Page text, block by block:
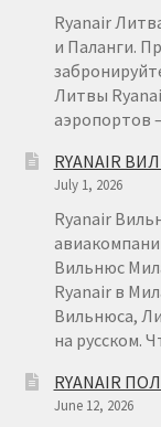
Ryanair
и Паланги.
Литвы
аэропортов
RYANAIR
July 1, 2026
Ryanair
Вильнюс
Ryanair в
Вильнюса,
на русском.
RYANAIR
June 12, 2026